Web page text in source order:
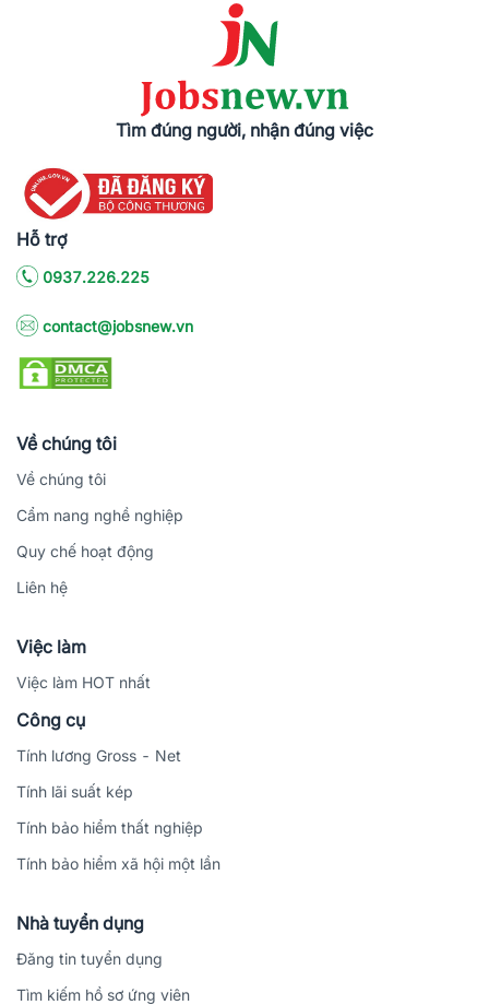
Tìm đúng người, nhận đúng việc
Hỗ trợ
0937.226.225
contact@jobsnew.vn
Về chúng tôi
Về chúng tôi
Cẩm nang nghề nghiệp
Quy chế hoạt động
Liên hệ
Việc làm
Việc làm HOT nhất
Công cụ
Tính lương Gross - Net
Tính lãi suất kép
Tính bảo hiểm thất nghiệp
Tính bảo hiểm xã hội một lần
Nhà tuyển dụng
Đăng tin tuyển dụng
Tìm kiếm hồ sơ ứng viên